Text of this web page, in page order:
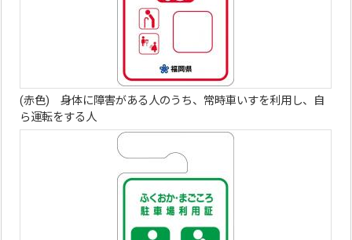
(赤色) 身体に障害がある人のうち、常時車いすを利用し、自
ら運転をする人